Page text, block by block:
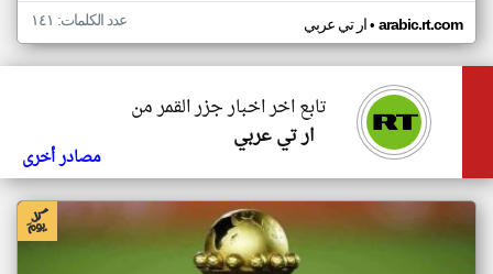
ار تي عربي• arabic.rt.com عدد الكلمات: ١٤١
تابع اخر اخبار جزر القمر من
ار تي عربي
مصادر أخرى